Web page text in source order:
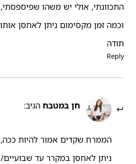
התכוונתי, אולי יש משהו
וכמה זמן מקסימום ניתן לאחסן
תודה
Reply
חן במטבח הגיב:
הממרח שקדים אמור להיות
ניתן לאחסן במקרר עד